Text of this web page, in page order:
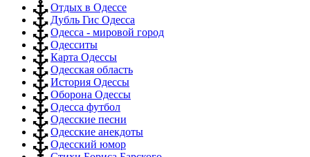
Отдых в Одессе
Дубль Гис Одесса
Одесса - мировой город
Одесситы
Карта Одессы
Одесская область
История Одессы
Оборона Одессы
Одесса футбол
Одесские песни
Одесские анекдоты
Одесский юмор